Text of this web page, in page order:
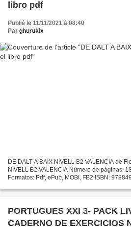
libro pdf
Publié le 11/11/2021 à 08:40
Par ghurukix
DE DALT A BAIX NIVELL B2 VALENCIA de
NIVELL B2 VALENCIA Número de páginas:
Formatos: Pdf, ePub, MOBI, FB2 ISBN:
PORTUGUES XXI 3- PACK
CADERNO DE EXERCICIOS